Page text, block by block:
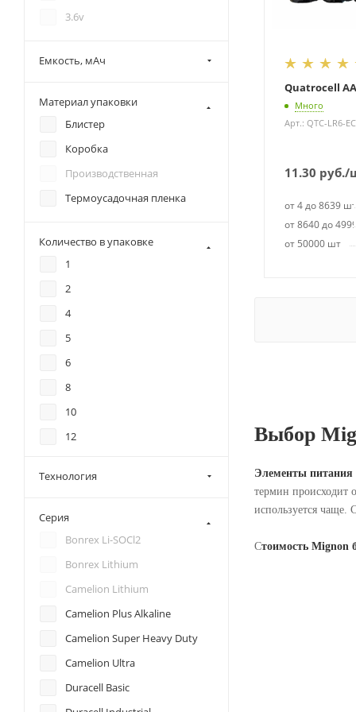
Quatrocell AA
Много
Арт.: QTC-LR6-
11.30 руб./
от 4 до 8639 шт
от 8640 до
от 50000 шт
Выбор
Элементы питания
термин происходит
используется чаще.
Стоимость Mignon
3.6v
Емкость, мАч
Материал упаковки
Блистер
Коробка
Производственная
Термоусадочная пленка
Количество в упаковке
1
2
4
5
6
8
10
12
24
30
40
60
80
500
Технология
Серия
Bonrex Li-SOCl2
Bonrex Lithium
Camelion Lithium
Camelion Plus Alkaline
Camelion Super Heavy Duty
Camelion Ultra
Duracell Basic